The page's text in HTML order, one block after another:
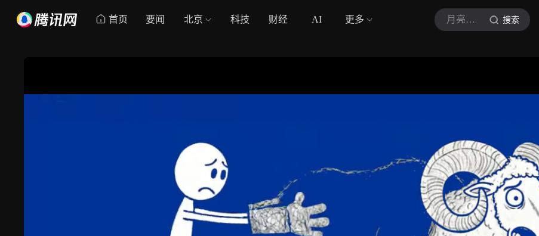
首页 要闻 北京 科技 财经 AI 更多 月亮邮递员1 搜索